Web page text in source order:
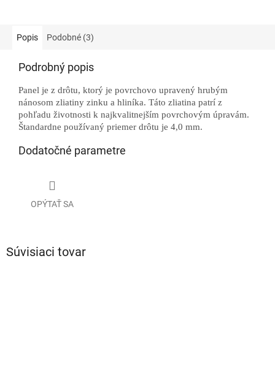
Popis Podobné (3)
Podrobný popis
Panel je z drôtu, ktorý je povrchovo upravený hrubým
nánosom zliatiny zinku a hliníka. Táto zliatina patrí z
pohľadu životnosti k najkvalitnejším povrchovým úpravám.
Štandardne používaný priemer drôtu je 4,0 mm.
Dodatočné parametre
OPÝTAŤ SA
Súvisiaci tovar